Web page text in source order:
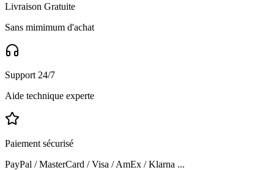
Livraison Gratuite
Sans mimimum d'achat
Support 24/7
Aide technique experte
Paiement sécurisé
PayPal / MasterCard / Visa / AmEx / Klarna ...